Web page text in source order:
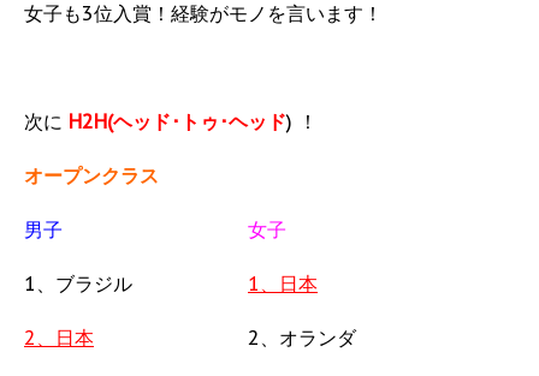
女子も3位入賞！経験がモノを言います！
次に H2H(ヘッド･トゥ･ヘッド) ！
オープンクラス
男子 女子
1、ブラジル 1、日本
2、日本 2、オランダ